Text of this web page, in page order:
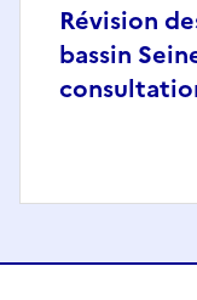
Révision
bassin